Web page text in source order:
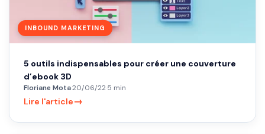
INBOUND MARKETING
5 outils indispensables pour créer une couverture
d’ebook 3D
Floriane Mota·20/06/22·5 min
Lire l'article→